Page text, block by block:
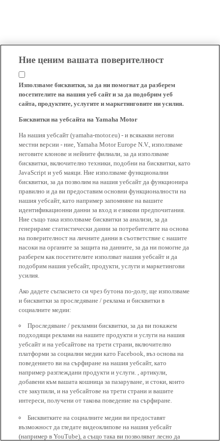
Ние ценим вашата поверителност
Използваме бисквитки, за да ни помогнат да разберем
посетителите на нашия уеб сайт и за да подобрим уеб
сайта, продуктите, услугите и маркетинговите ни усилия.
Бисквитки на уебсайта на Yamaha Motor
На нашия уебсайт (yamaha-motor.eu) - и всякакви негови
местни версии - ние, Yamaha Motor Europe N.V., използваме
неговите клонове и нейните филиали, за да използваме
бисквитки, включително техники, подобни на бисквитки, като
JavaScript и уеб маяци. Ние използваме функционални
бисквитки, за да позволим на нашия уебсайт да функционира
правилно и да ви предоставим основни функционалности на
нашия уебсайт, като например запомняне на вашите
идентификационни данни за вход и езикови предпочитания.
Ние също така използваме бисквитки за анализи, за да
генерираме статистически данни за потребителите на основа
на поверителност на личните данни в съответствие с нашите
насоки на органите за защита на данните, за да ни помогне да
разберем как посетителите използват нашия уебсайт и да
подобрим нашия уебсайт, продукти, услуги и маркетингови
усилия.
Ако дадете съгласието си чрез бутона по-долу, ще използваме
и бисквитки за проследяване / реклама и бисквитки в
социалните медии:
Проследяване / рекламни бисквитки, за да ви покажем
подходящи реклами на нашите продукти и услуги на нашия
уебсайт и на уебсайтове на трети страни, включително
платформи за социални медии като Facebook, въз основа на
поведението ви на сърфиране на нашия уебсайт, като
например разглеждани продукти и услуги. , артикули,
добавени към вашата кошница за пазаруване, и стоки, които
сте закупили, и на уебсайтове на трети страни и вашите
интереси, получени от такова поведение на сърфиране.
Бисквитките на социалните медии ви предоставят
възможност да гледате видеоклипове на нашия уебсайт
(например в YouTube), а също така ви позволяват лесно да